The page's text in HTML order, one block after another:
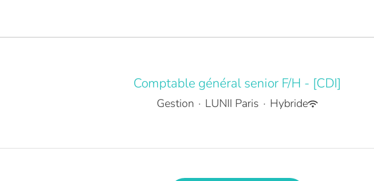
Comptable général senior F/H - [CDI]
Gestion · LUNII Paris · Hybride